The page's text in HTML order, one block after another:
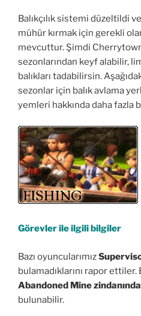
Balıkçılık sistemi düzeltildi
mühür kırmak için gerekli
mevcuttur. Şimdi
sezonlarından keyf alabilir,
balıkları tadabilirsin.
sezonlar için balık avlama
yemleri hakkında daha fazla
Görevler ile ilgili bilgiler
Bazı oyuncularımız
bulamadıklarını rapor ettiler.
Abandoned Mine
bulunabilir.